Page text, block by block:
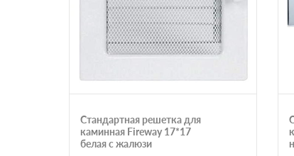
Стандартная решетка для
каминная Fireway 17*17
белая с жалюзи